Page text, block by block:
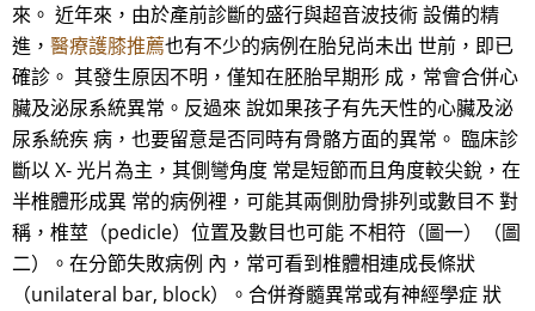
來。 近年來，由於產前診斷的盛行與超音波技術 設備的精
進， 醫療護膝推薦也有不少的病例在胎兒尚未出 世前，即已
確診。 其發生原因不明，僅知在胚胎早期形 成，常會合併心
臟及泌尿系統異常。反過來 說如果孩子有先天性的心臟及泌
尿系統疾 病，也要留意是否同時有骨骼方面的異常。 臨床診
斷以 X- 光片為主，其側彎角度 常是短節而且角度較尖銳，在
半椎體形成異 常的病例裡，可能其兩側肋骨排列或數目不 對
稱，椎莖（pedicle）位置及數目也可能 不相符（圖一）（圖
二）。在分節失敗病例 內，常可看到椎體相連成長條狀
（unilateral bar, block）。合併脊髓異常或有神經學症 狀